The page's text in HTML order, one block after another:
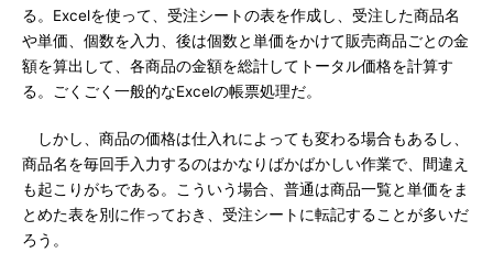
る。Excelを使って、受注シートの表を作成し、受注した商品名
や単価、個数を入力、後は個数と単価をかけて販売商品ごとの金
額を算出して、各商品の金額を総計してトータル価格を計算す
る。ごくごく一般的なExcelの帳票処理だ。
しかし、商品の価格は仕入れによっても変わる場合もあるし、
商品名を毎回手入力するのはかなりばかばかしい作業で、間違え
も起こりがちである。こういう場合、普通は商品一覧と単価をま
とめた表を別に作っておき、受注シートに転記することが多いだ
ろう。